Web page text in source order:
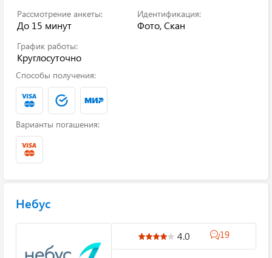
Рассмотрение анкеты:
До 15 минут
Идентификация:
Фото, Скан
График работы:
Круглосуточно
Способы получения:
Варианты погашения:
Небус
4.0 19